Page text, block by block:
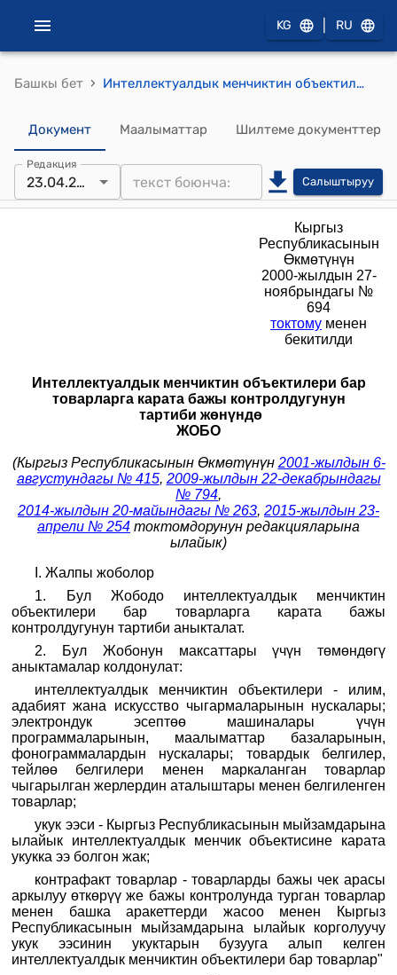
KG RU
Башкы бет › Интеллектуалдык менчиктин объектилери бар товарларга карата бажы контролдугунун тартиби жөнүндө Жобо (Кыргыз Республикасынын Өкмөтүнүн 2000-жылдын 27-ноябрындагы № 694 токтому менен бекитилди)
Документ Маалыматтар Шилтеме документтер
Редакция
23.04.2015 Салыштыруу